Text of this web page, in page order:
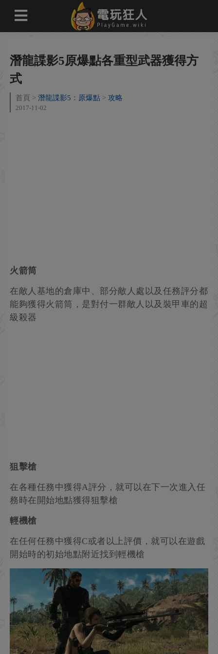
潛龍諜影5原爆點各重型武器獲得方
式
首頁 潛龍諜影5：原爆點 攻略
2017-11-02
火箭筒
在敵人基地的倉庫中、部分敵人處以及任務評分都
能夠獲得火箭筒，是對付一群敵人以及裝甲車的超
級殺器
狙擊槍
在各種任務中獲得A評分，就可以在下一次進入任
務時在開始地點獲得狙擊槍
輕機槍
在任何任務中獲得C或者以上評價，就可以在遊戲
開始時的初始地點附近找到輕機槍